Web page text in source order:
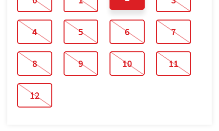
4 5 6 7
8 9 10 11
12